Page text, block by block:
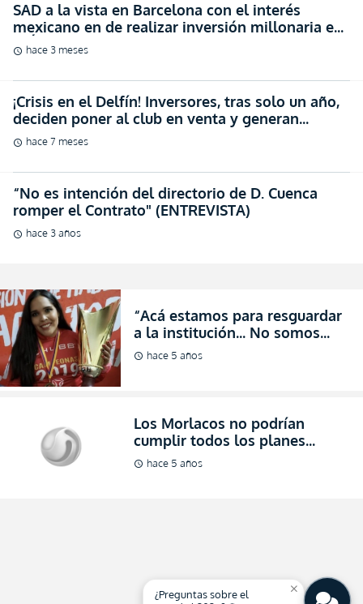
SAD a la vista en Barcelona con el interés
mexicano en de realizar inversión millonaria en
el Ídolo (VIDEO)
schedule hace 3 meses
¡Crisis en el Delfín! Inversores, tras solo un año,
deciden poner al club en venta y generan
incertidumbre
schedule hace 7 meses
“No es intención del directorio de D. Cuenca
romper el Contrato" (ENTREVISTA)
schedule hace 3 años
“Acá estamos para resguardar
a la institución… No somos
títeres de nadie” (ENTREVISTA)
schedule hace 5 años
Los Morlacos no podrían
cumplir todos los planes
(FOTO)
schedule hace 5 años
close
¿Preguntas sobre el